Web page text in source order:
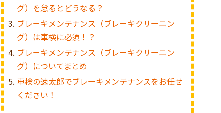
グ）を怠るとどうなる？
ブレーキメンテナンス（ブレーキクリーニン
グ）は車検に必須！？
ブレーキメンテナンス（ブレーキクリーニン
グ）についてまとめ
車検の速太郎でブレーキメンテナンスをお任せ
ください！